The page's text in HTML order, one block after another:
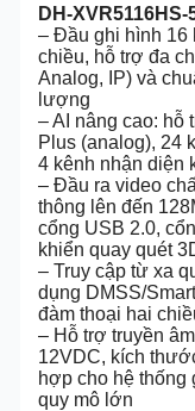
DH-XVR5116HS-
– Đầu ghi hình 16
chiều, hỗ trợ đa
Analog, IP) và
lượng
– AI nâng cao: hỗ
Plus (analog), 24
4 kênh nhận diện
– Đầu ra video
thông lên đến
cổng USB 2.0,
khiển quay quét
– Truy cập từ xa
dụng DMSS/
đàm thoại hai
– Hỗ trợ truyền
12VDC, kích
hợp cho hệ thống
quy mô lớn